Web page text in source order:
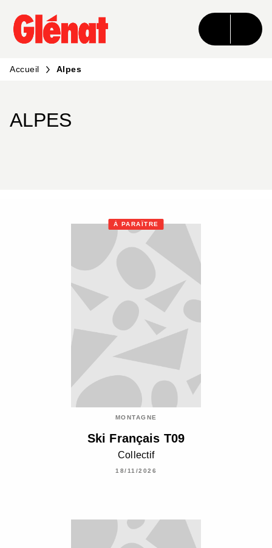
MENU RECHERCHE CONTENU
PIED DE PAGE
Accueil Alpes
ALPES
À PARAÎTRE
MONTAGNE
Ski Français T09
Collectif
18/11/2026